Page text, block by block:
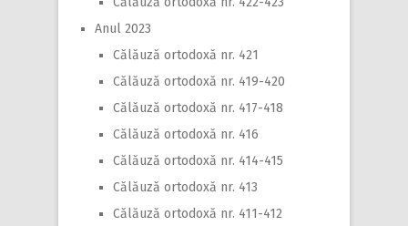
Anul 2023
Călăuză ortodoxă nr. 421
Călăuză ortodoxă nr. 419-420
Călăuză ortodoxă nr. 417-418
Călăuză ortodoxă nr. 416
Călăuză ortodoxă nr. 414-415
Călăuză ortodoxă nr. 413
Călăuză ortodoxă nr. 411-412